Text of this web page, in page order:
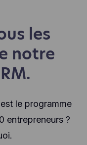
les
notre
le programme
entrepreneurs ?